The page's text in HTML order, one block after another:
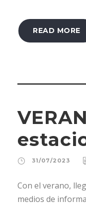
READ MORE
31/07/2023
Con el verano,
medios de